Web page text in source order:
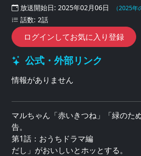
放送開始日: 2025年02月06日 （2025年
話数: 2話
ログインしてお気に入り登録
公式・外部リンク
情報がありません
マルちゃん「赤いきつね」「緑のた
告。
第1話：おうちドラマ編
だし」がおいしいとホッとする。